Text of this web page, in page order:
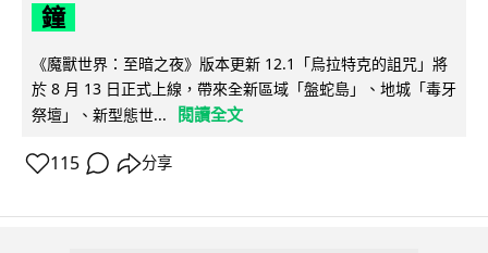
鐘
《魔獸世界：至暗之夜》版本更新 12.1「烏拉特克的詛咒」將
於 8 月 13 日正式上線，帶來全新區域「盤蛇島」、地城「毒牙
祭壇」、新型態世...
閱讀全文
115 分享